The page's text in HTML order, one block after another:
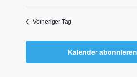
Vorheriger Tag
Kalender abonnieren